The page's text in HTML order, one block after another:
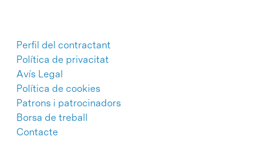
Perfil del contractant
Política de privacitat
Avís Legal
Política de cookies
Patrons i patrocinadors
Borsa de treball
Contacte